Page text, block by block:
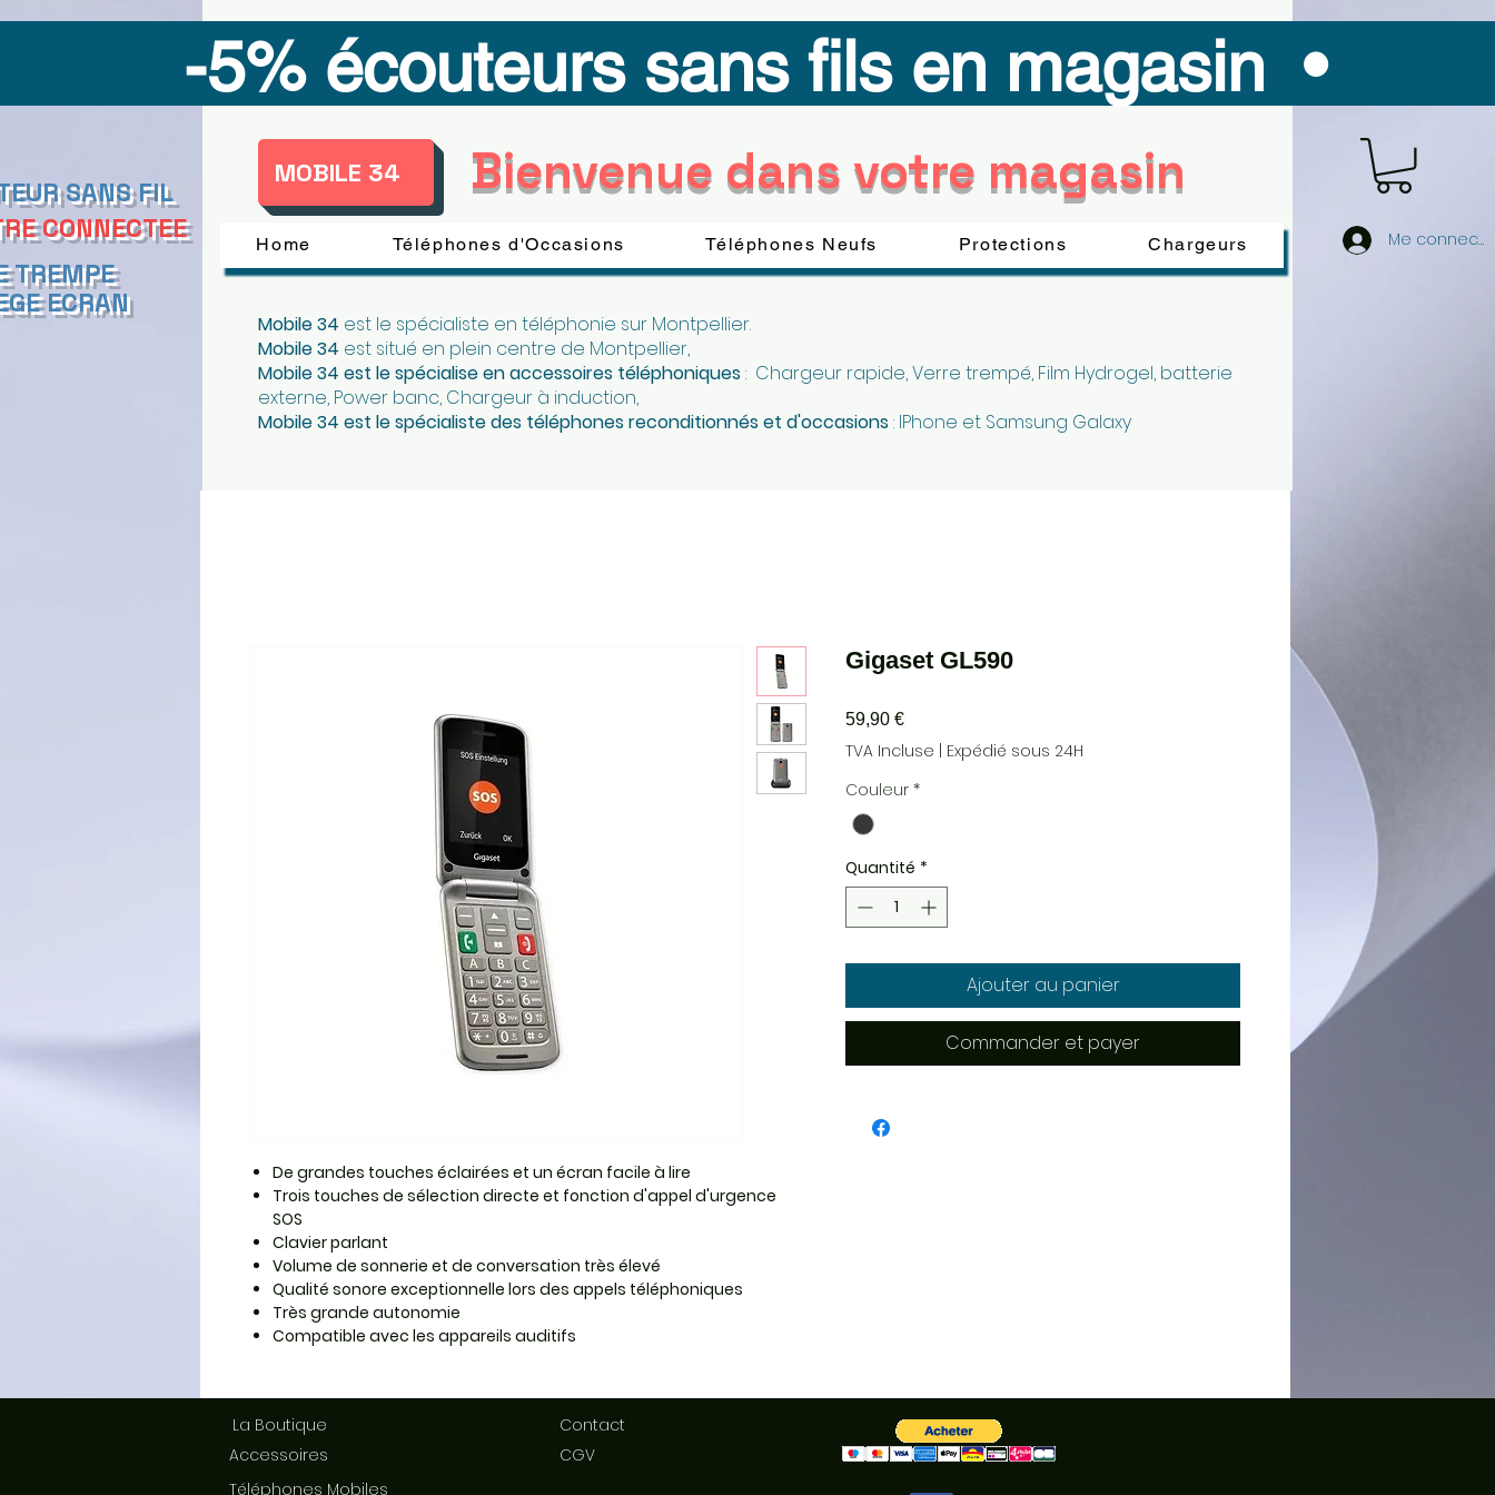
-5% écouteurs sans fils en magasin •
SANS FIL
CONNECTEE
TREMPE
ECRAN
MOBILE 34 Bienvenue dans votre magasin
Home Téléphones d'Occasions Téléphones Neufs Protections Chargeurs
Mobile 34 est le spécialiste en téléphonie sur Montpellier.
Mobile 34 est situé en plein centre de Montpellier,
Mobile 34 est le spécialise en accessoires téléphoniques: Chargeur rapide, Verre trempé, Film Hydrogel, batterie
externe, Power banc, Chargeur à induction,
Mobile 34 est le spécialiste des téléphones reconditionnés et d'occasions: IPhone et Samsung Galaxy
Me
De grandes touches éclairées et un écran facile à lire
Trois touches de sélection directe et fonction d'appel d'urgence
SOS
Clavier parlant
Volume de sonnerie et de conversation très élevé
Qualité sonore exceptionnelle lors des appels téléphoniques
Très grande autonomie
Compatible avec les appareils auditifs
Gigaset GL590
59,90 €Prix
TVA Incluse
Expédié sous 24H
Couleur *
Quantité *
Ajouter au panier
Commander et payer
La Boutique
Accessoires
Téléphones Mobiles
Contact
CGV